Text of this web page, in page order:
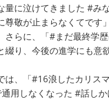
量に泣けてきました #み
尊敬が止まらなくてです
さらに、「#まだ最終学
り、今後の進学にも意
は、「#16浪したカリス
用しなくなった #話し